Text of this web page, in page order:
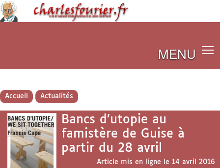
MENU
Accueil Actualités
Bancs d’utopie au
famistère de Guise à
partir du 28 avril
Article mis en ligne le 14 avril 2016